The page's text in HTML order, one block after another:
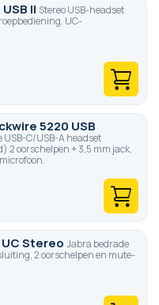
II Stereo USB-headset
UC-
5220 USB
USB-C/USB-A headset
2 oorschelpen + 3,5 mm jack,
Stereo Jabra bedrade
2 oorschelpen en mute-